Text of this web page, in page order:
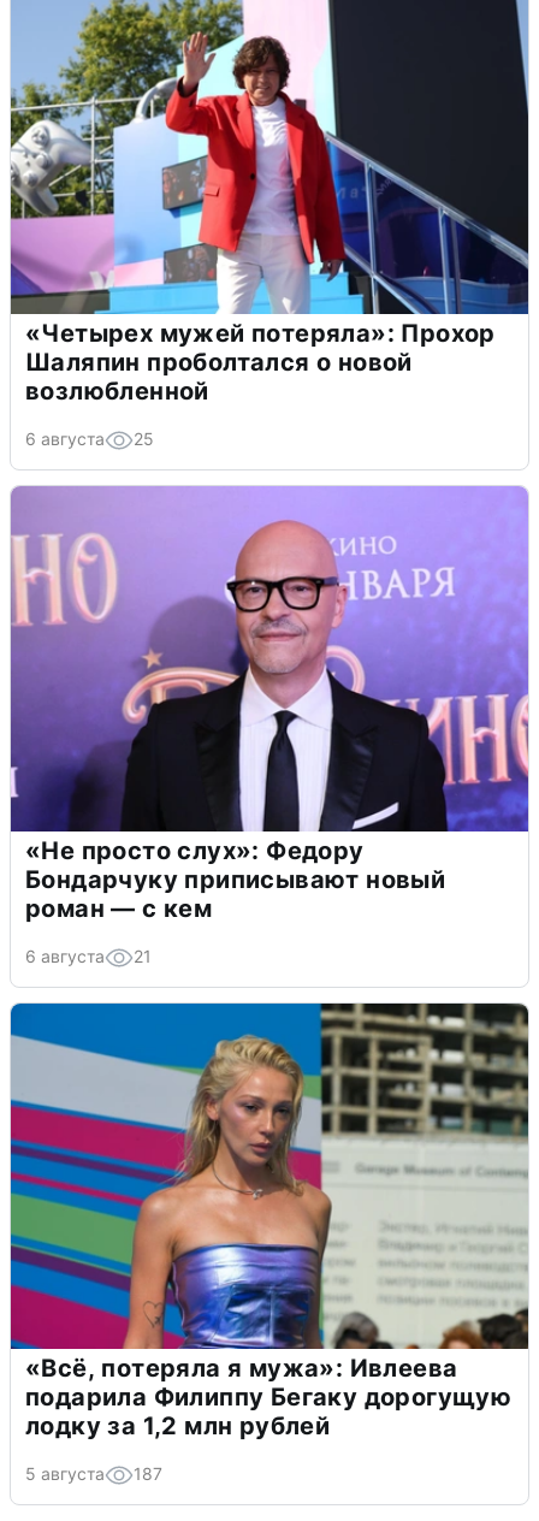
«Четырех мужей потеряла»: Прохор
Шаляпин проболтался о новой
возлюбленной
6 августа 25
«Не просто слух»: Федору
Бондарчуку приписывают новый
роман — с кем
6 августа 21
«Всё, потеряла я мужа»: Ивлеева
подарила Филиппу Бегаку дорогущую
лодку за 1,2 млн рублей
5 августа 187